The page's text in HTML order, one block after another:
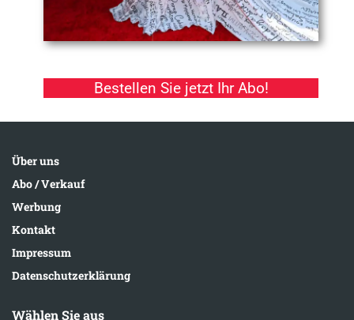
Bestellen Sie jetzt Ihr Abo!
Über uns
Abo / Verkauf
Werbung
Kontakt
Impressum
Datenschutzerklärung
Wählen Sie aus